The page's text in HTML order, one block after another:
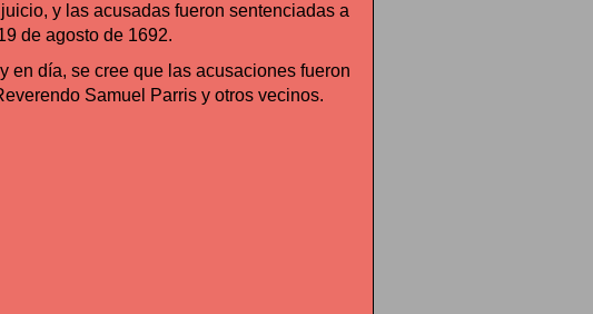
y las acusadas fueron sentenciadas a
de agosto de 1692.
en día, se cree que las acusaciones fueron
Samuel Parris y otros vecinos.